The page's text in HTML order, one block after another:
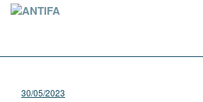
30/05/2023